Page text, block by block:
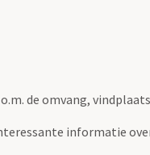
de omvang,
informatie